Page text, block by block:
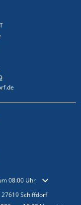
auszublenden
08:00 Uhr
Schiffdorf